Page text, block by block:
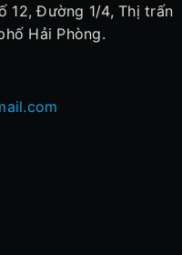
12, Đường 1/4, Thị trấn
Hải Phòng.